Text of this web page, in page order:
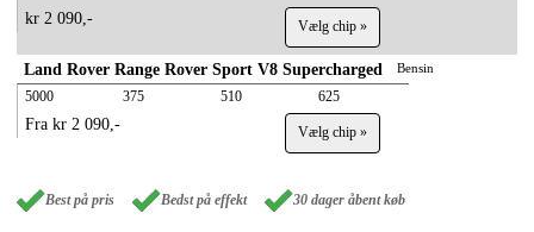
kr 2 090,- Vælg chip »
Land Rover Range Rover Sport V8 Supercharged Bensin
5000 375 510 625
Fra kr 2 090,- Vælg chip »
Best på pris Bedst på effekt 30 dager åbent køb